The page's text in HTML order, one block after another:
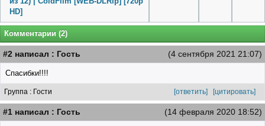
HD]
Комментарии (2)
(4 сентября 2021 21:07)
#2 написал : Гость
Спасибки!!!!
Группа : Гости [ответить] [цитировать]
(14 февраля 2020 18:52)
#1 написал : Гость